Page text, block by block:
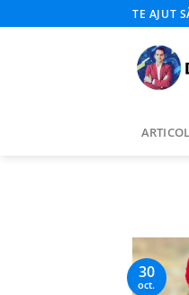
to
TE AJUT
30
oct.